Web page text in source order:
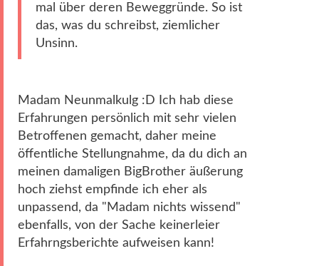
mal über deren Beweggründe. So ist
das, was du schreibst, ziemlicher
Unsinn.
Madam Neunmalkulg :D Ich hab diese
Erfahrungen persönlich mit sehr vielen
Betroffenen gemacht, daher meine
öffentliche Stellungnahme, da du dich an
meinen damaligen BigBrother äußerung
hoch ziehst empfinde ich eher als
unpassend, da "Madam nichts wissend"
ebenfalls, von der Sache keinerleier
Erfahrngsberichte aufweisen kann!